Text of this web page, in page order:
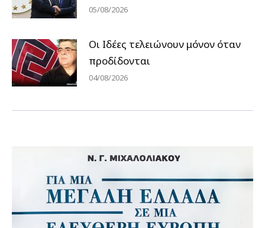
05/08/2026
Οι Ιδέες τελειώνουν μόνον όταν
προδίδονται
04/08/2026